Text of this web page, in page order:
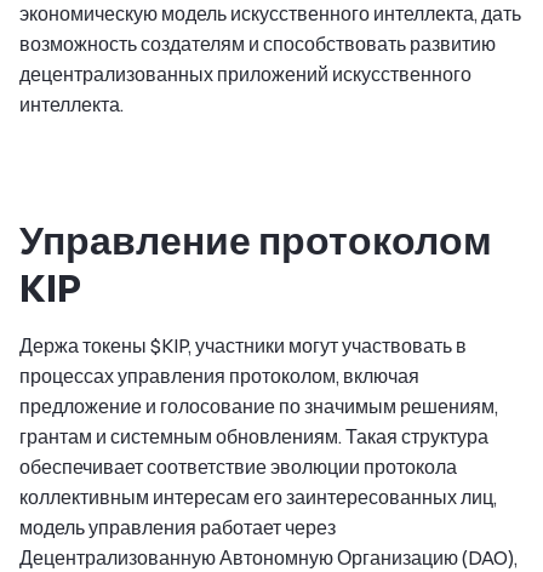
экономическую модель искусственного интеллекта, дать
возможность создателям и способствовать развитию
децентрализованных приложений искусственного
интеллекта.
Управление протоколом
KIP
Держа токены $KIP, участники могут участвовать в
процессах управления протоколом, включая
предложение и голосование по значимым решениям,
грантам и системным обновлениям. Такая структура
обеспечивает соответствие эволюции протокола
коллективным интересам его заинтересованных лиц,
модель управления работает через
Децентрализованную Автономную Организацию (DAO),